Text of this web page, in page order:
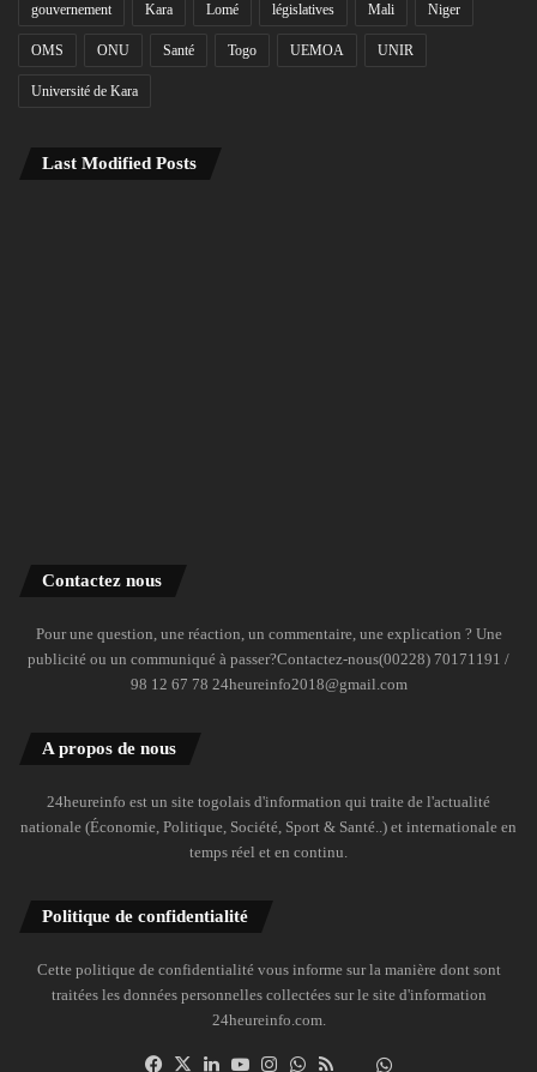
gouvernement Kara Lomé législatives Mali Niger
OMS ONU Santé Togo UEMOA UNIR
Université de Kara
Last Modified Posts
Contactez nous
Pour une question, une réaction, un commentaire, une explication ? Une
publicité ou un communiqué à passer?Contactez-nous(00228) 70171191 /
98 12 67 78 24heureinfo2018@gmail.com
A propos de nous
24heureinfo est un site togolais d'information qui traite de l'actualité
nationale (Économie, Politique, Société, Sport & Santé..) et internationale en
temps réel et en continu.
Politique de confidentialité
Cette politique de confidentialité vous informe sur la manière dont sont
traitées les données personnelles collectées sur le site d'information
24heureinfo.com.
Facebook
X LinkedinYouTubeInstagramWhatsAppDailymotion